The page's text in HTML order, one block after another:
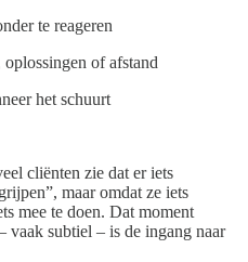
te reageren
of afstand
het schuurt
cliënten zie dat er iets
maar omdat ze iets
mee te doen. Dat moment
vaak subtiel – is de ingang naar